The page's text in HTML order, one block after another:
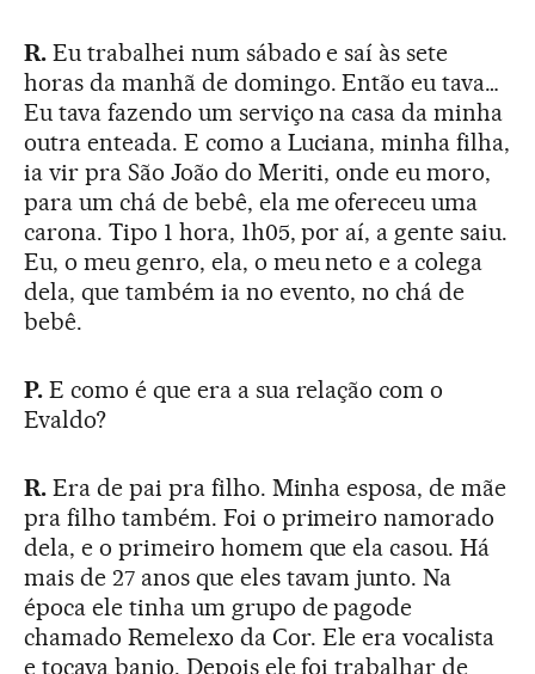
R.Eu trabalhei num sábado e saí às sete
horas da manhã de domingo. Então eu tava…
Eu tava fazendo um serviço na casa da minha
outra enteada. E como a Luciana, minha filha,
ia vir pra São João do Meriti, onde eu moro,
para um chá de bebê, ela me ofereceu uma
carona. Tipo 1 hora, 1h05, por aí, a gente saiu.
Eu, o meu genro, ela, o meu neto e a colega
dela, que também ia no evento, no chá de
bebê.
P.E como é que era a sua relação com o
Evaldo?
R. Era de pai pra filho. Minha esposa, de mãe
pra filho também. Foi o primeiro namorado
dela, e o primeiro homem que ela casou. Há
mais de 27 anos que eles tavam junto. Na
época ele tinha um grupo de pagode
chamado Remelexo da Cor. Ele era vocalista
e tocava banjo. Depois ele foi trabalhar de